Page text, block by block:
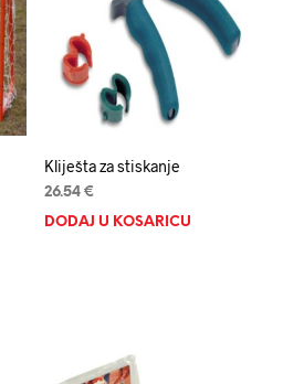
Kliješta za stiskanje
26.54 €
DODAJ U KOŠARICU